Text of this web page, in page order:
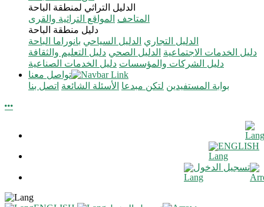
الدليل التراثي لمنطقة الباحة
المواقع التراثية والقرى المتاحف
دليل منطقة الباحة
بانوراما الباحة الدليل السياحي الدليل التجاري
دليل التعليم والثقافة الدليل الصحي دليل الخدمات الاجتماعية
دليل الخدمات الصناعية دليل الشركات والمؤسسات
تواصل معنا
اتصل بنا الأسئلة الشائعة لتكن مبدعا بوابة المستفيدين
ENGLISH
تسجيل الدخول